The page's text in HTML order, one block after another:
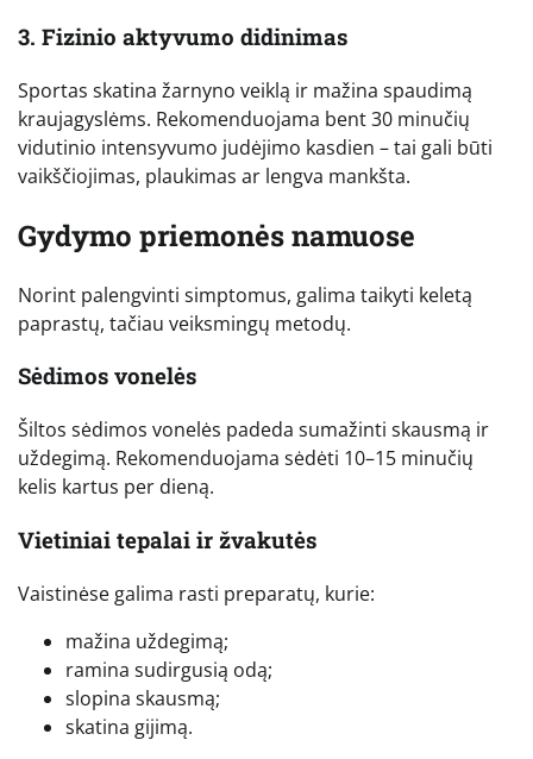
3. Fizinio aktyvumo didinimas
Sportas skatina žarnyno veiklą ir mažina spaudimą
kraujagyslėms. Rekomenduojama bent 30 minučių
vidutinio intensyvumo judėjimo kasdien – tai gali būti
vaikščiojimas, plaukimas ar lengva mankšta.
Gydymo priemonės namuose
Norint palengvinti simptomus, galima taikyti keletą
paprastų, tačiau veiksmingų metodų.
Sėdimos vonelės
Šiltos sėdimos vonelės padeda sumažinti skausmą ir
uždegimą. Rekomenduojama sėdėti 10–15 minučių
kelis kartus per dieną.
Vietiniai tepalai ir žvakutės
Vaistinėse galima rasti preparatų, kurie:
mažina uždegimą;
ramina sudirgusią odą;
slopina skausmą;
skatina gijimą.